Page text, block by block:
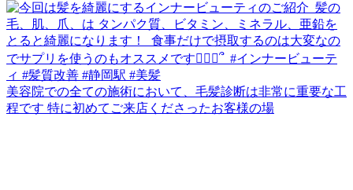
美容院での全ての施術において、毛髪診断は非常に重要な工
程です 特に初めてご来店くださったお客様の場